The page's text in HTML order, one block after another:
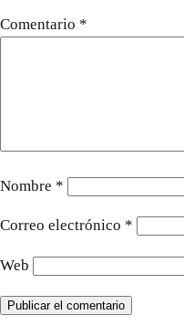
Comentario *
Nombre *
Correo electrónico *
Web